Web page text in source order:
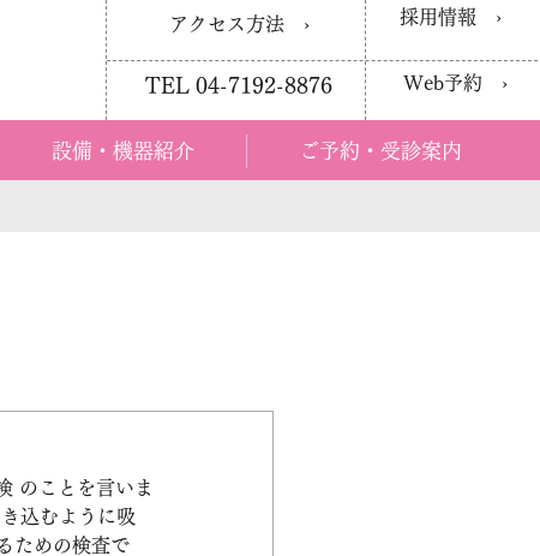
アクセス方法 › 採用情報 ›
TEL 04-7192-8876 Web予約 ›
設備・機器紹介 ご予約・受診案内
のことを言いま
込むように吸
ための検査で